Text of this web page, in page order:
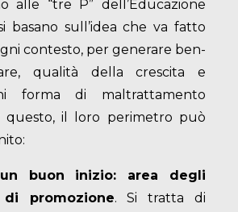
alle “tre P” dell’Educazione
basano sull’idea che va fatto
contesto, per generare ben-
qualità della crescita e
forma di maltrattamento
questo, il loro perimetro può
buon inizio: area degli
promozione. Si tratta di